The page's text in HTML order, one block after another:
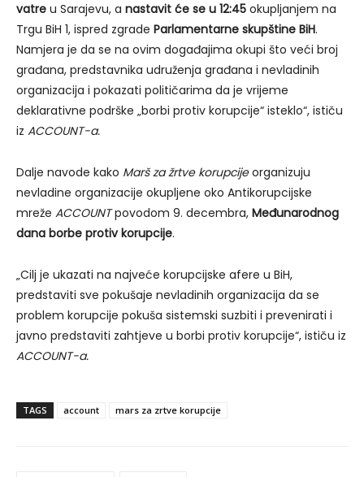
vatre u Sarajevu, a nastavit će se u 12:45 okupljanjem na
Trgu BiH 1, ispred zgrade Parlamentarne skupštine BiH.
Namjera je da se na ovim događajima okupi što veći broj
građana, predstavnika udruženja građana i nevladinih
organizacija i pokazati političarima da je vrijeme
deklarativne podrške „borbi protiv korupcije“ isteklo“, ističu
iz ACCOUNT-a.
Dalje navode kako Marš za žrtve korupcijeorganizuju
nevladine organizacije okupljene oko Antikorupcijske
mreže ACCOUNTpovodom 9. decembra, Međunarodnog
dana borbe protiv korupcije.
„Cilj je ukazati na najveće korupcijske afere u BiH,
predstaviti sve pokušaje nevladinih organizacija da se
problem korupcije pokuša sistemski suzbiti i prevenirati i
javno predstaviti zahtjeve u borbi protiv korupcije“, ističu iz
ACCOUNT-a.
TAGS account mars za zrtve korupcije